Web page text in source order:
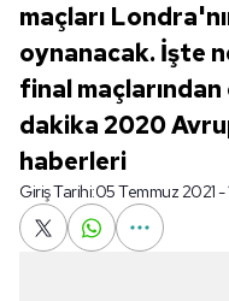
maçları
oynanacak. İşte
final maçlarından
dakika 2020
haberleri
Giriş Tarihi:05 Temmuz 2021 -